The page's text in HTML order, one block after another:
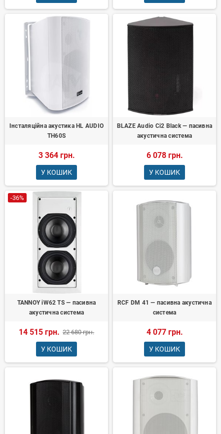
Інсталяційна акустика HL AUDIO
TH60S
3 364 грн.
У КОШИК
BLAZE Audio Ci2 Black — пасивна
акустична система
6 078 грн.
У КОШИК
-36%
TANNOY iW62 TS — пасивна
акустична система
14 515 грн. 22 680 грн.
У КОШИК
RCF DM 41 — пасивна акустична
система
4 077 грн.
У КОШИК